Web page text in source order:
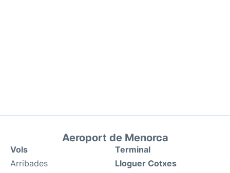
Aeroport de Menorca
Vols
Arribades
Terminal
Lloguer Cotxes